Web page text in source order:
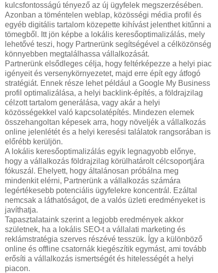
kulcsfontosságú tényező az új ügyfelek megszerzésében.
Azonban a töméntelen weblap, közösségi média profil és
egyéb digitális tartalom közepette kihívást jelenthet kitűnni a
tömegből. Itt jön képbe a lokális keresőoptimalizálás, mely
lehetővé teszi, hogy Partnerünk segítségével a célközönség
könnyebben megtalálhassa vállalkozását.
Partnerünk elsődleges célja, hogy feltérképezze a helyi piac
igényeit és versenykörnyezetet, majd erre épít egy átfogó
stratégiát. Ennek része lehet például a Google My Business
profil optimalizálása, a helyi backlink-építés, a földrajzilag
célzott tartalom generálása, vagy akár a helyi
közösségekkel való kapcsolatépítés. Mindezen elemek
összehangoltan képesek arra, hogy növeljék a vállalkozás
online jelenlétét és a helyi keresési találatok rangsorában is
előrébb kerüljön.
A lokális keresőoptimalizálás egyik legnagyobb előnye,
hogy a vállalkozás földrajzilag körülhatárolt célcsoportjára
fókuszál. Ehelyett, hogy általánosan próbálna meg
mindenkit elérni, Partnerünk a vállalkozás számára
legértékesebb potenciális ügyfelekre koncentrál. Ezáltal
nemcsak a láthatóságot, de a valós üzleti eredményeket is
javíthatja.
Tapasztalataink szerint a legjobb eredmények akkor
születnek, ha a lokális SEO-t a vállalati marketing és
reklámstratégia szerves részévé tesszük. Így a különböző
online és offline csatornák kiegészítik egymást, ami tovább
erősíti a vállalkozás ismertségét és hitelességét a helyi
piacon.